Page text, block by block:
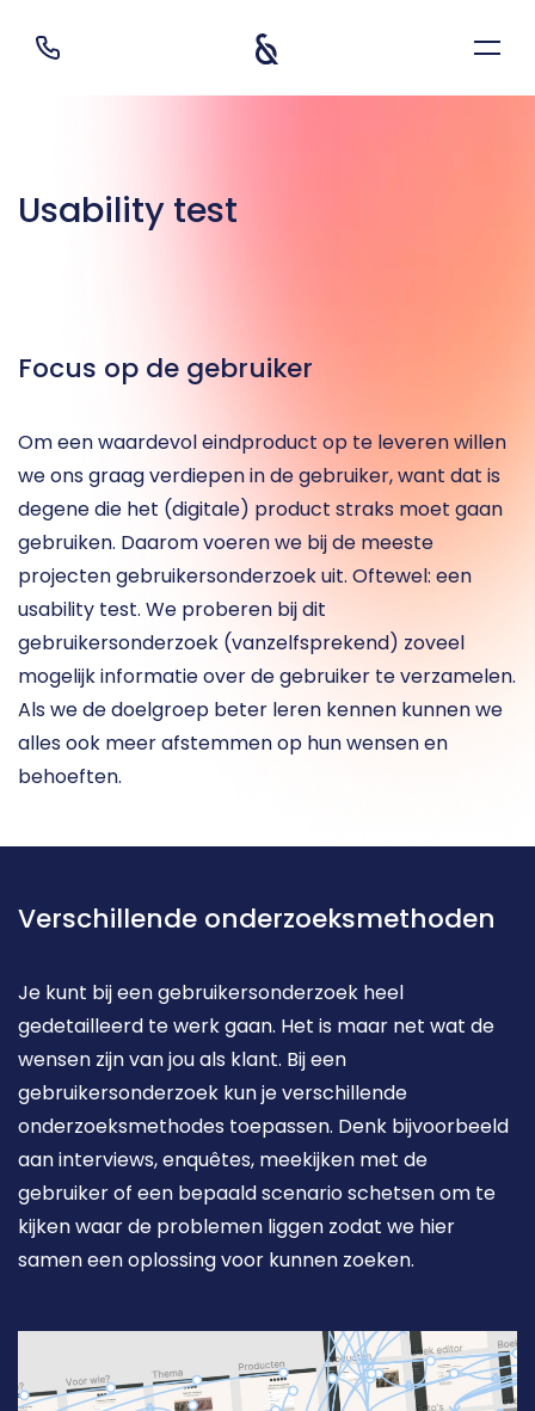
Usability test
Focus op de gebruiker
Om een waardevol eindproduct op te leveren willen
we ons graag verdiepen in de gebruiker, want dat is
degene die het (digitale) product straks moet gaan
gebruiken. Daarom voeren we bij de meeste
projecten gebruikersonderzoek uit. Oftewel: een
usability test. We proberen bij dit
gebruikersonderzoek (vanzelfsprekend) zoveel
mogelijk informatie over de gebruiker te verzamelen.
Als we de doelgroep beter leren kennen kunnen we
alles ook meer afstemmen op hun wensen en
behoeften.
Verschillende onderzoeksmethoden
Je kunt bij een gebruikersonderzoek heel
gedetailleerd te werk gaan. Het is maar net wat de
wensen zijn van jou als klant. Bij een
gebruikersonderzoek kun je verschillende
onderzoeksmethodes toepassen. Denk bijvoorbeeld
aan interviews, enquêtes, meekijken met de
gebruiker of een bepaald scenario schetsen om te
kijken waar de problemen liggen zodat we hier
samen een oplossing voor kunnen zoeken.